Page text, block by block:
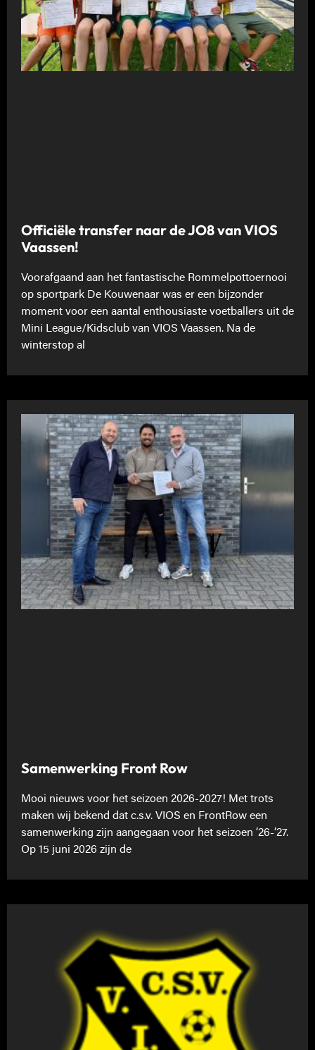
Officiële transfer naar de JO8 van VIOS
Vaassen!
Voorafgaand aan het fantastische Rommelpottoernooi
op sportpark De Kouwenaar was er een bijzonder
moment voor een aantal enthousiaste voetballers uit de
Mini League/Kidsclub van VIOS Vaassen. Na de
winterstop al
Samenwerking Front Row
Mooi nieuws voor het seizoen 2026-2027! Met trots
maken wij bekend dat c.s.v. VIOS en FrontRow een
samenwerking zijn aangegaan voor het seizoen ’26-’27.
Op 15 juni 2026 zijn de